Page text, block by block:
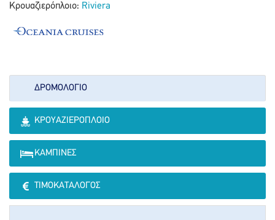
Κρουαζιερόπλοιο: Riviera
ΔΡΟΜΟΛΌΓΙΟ
ΚΡΟΥΑΖΙΕΡΌΠΛΟΙΟ
ΚΑΜΠΊΝΕΣ
ΤΙΜΟΚΑΤΆΛΟΓΟΣ